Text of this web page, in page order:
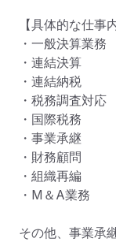
【具体的な仕事
・一般決算業務
・連結決算
・連結納税
・税務調査対応
・国際税務
・事業承継
・財務顧問
・組織再編
・M＆A業務
その他、事業承